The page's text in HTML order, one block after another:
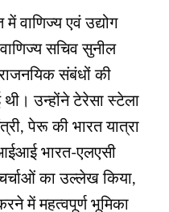
वाणिज्य एवं उद्योग
सचिव सुनील
संबंधों की
उन्होंने टेरेसा स्टेला
पेरू की भारत यात्रा
भारत-एलएसी
चर्चाओं का उल्लेख किया,
में महत्वपूर्ण भूमिका